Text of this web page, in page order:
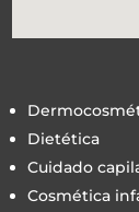
Dietética
Cuidado
Cosmética